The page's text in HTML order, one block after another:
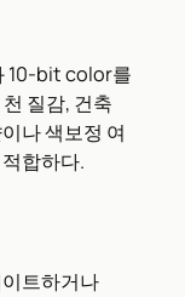
10-bit color를
질감, 건축
나 색보정 여
합하다.
트하거나